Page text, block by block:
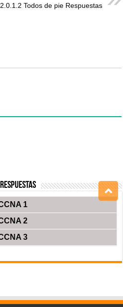
2.0.1.2 Todos de pie Respuestas
1
2
3